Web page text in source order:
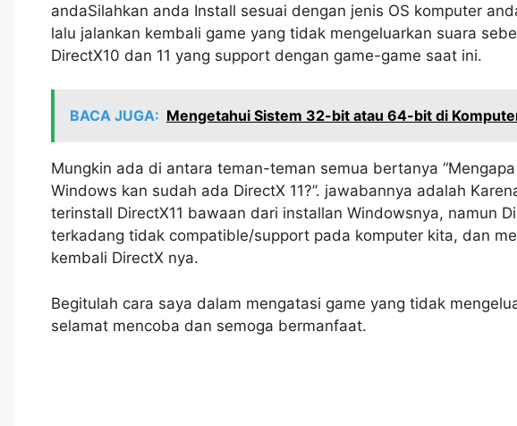
andaSilahkan anda Install sesuai dengan jenis OS komputer
lalu jalankan kembali game yang tidak mengeluarkan suara
DirectX10 dan 11 yang support dengan game-game saat ini.
BACA JUGA: Mengetahui Sistem 32-bit atau 64-bit di
Mungkin ada di antara teman-teman semua bertanya
Windows kan sudah ada DirectX 11?”. jawabannya adalah
terinstall DirectX11 bawaan dari installan Windowsnya, namun
terkadang tidak compatible/support pada komputer kita, dan
kembali DirectX nya.
Begitulah cara saya dalam mengatasi game yang tidak
selamat mencoba dan semoga bermanfaat.